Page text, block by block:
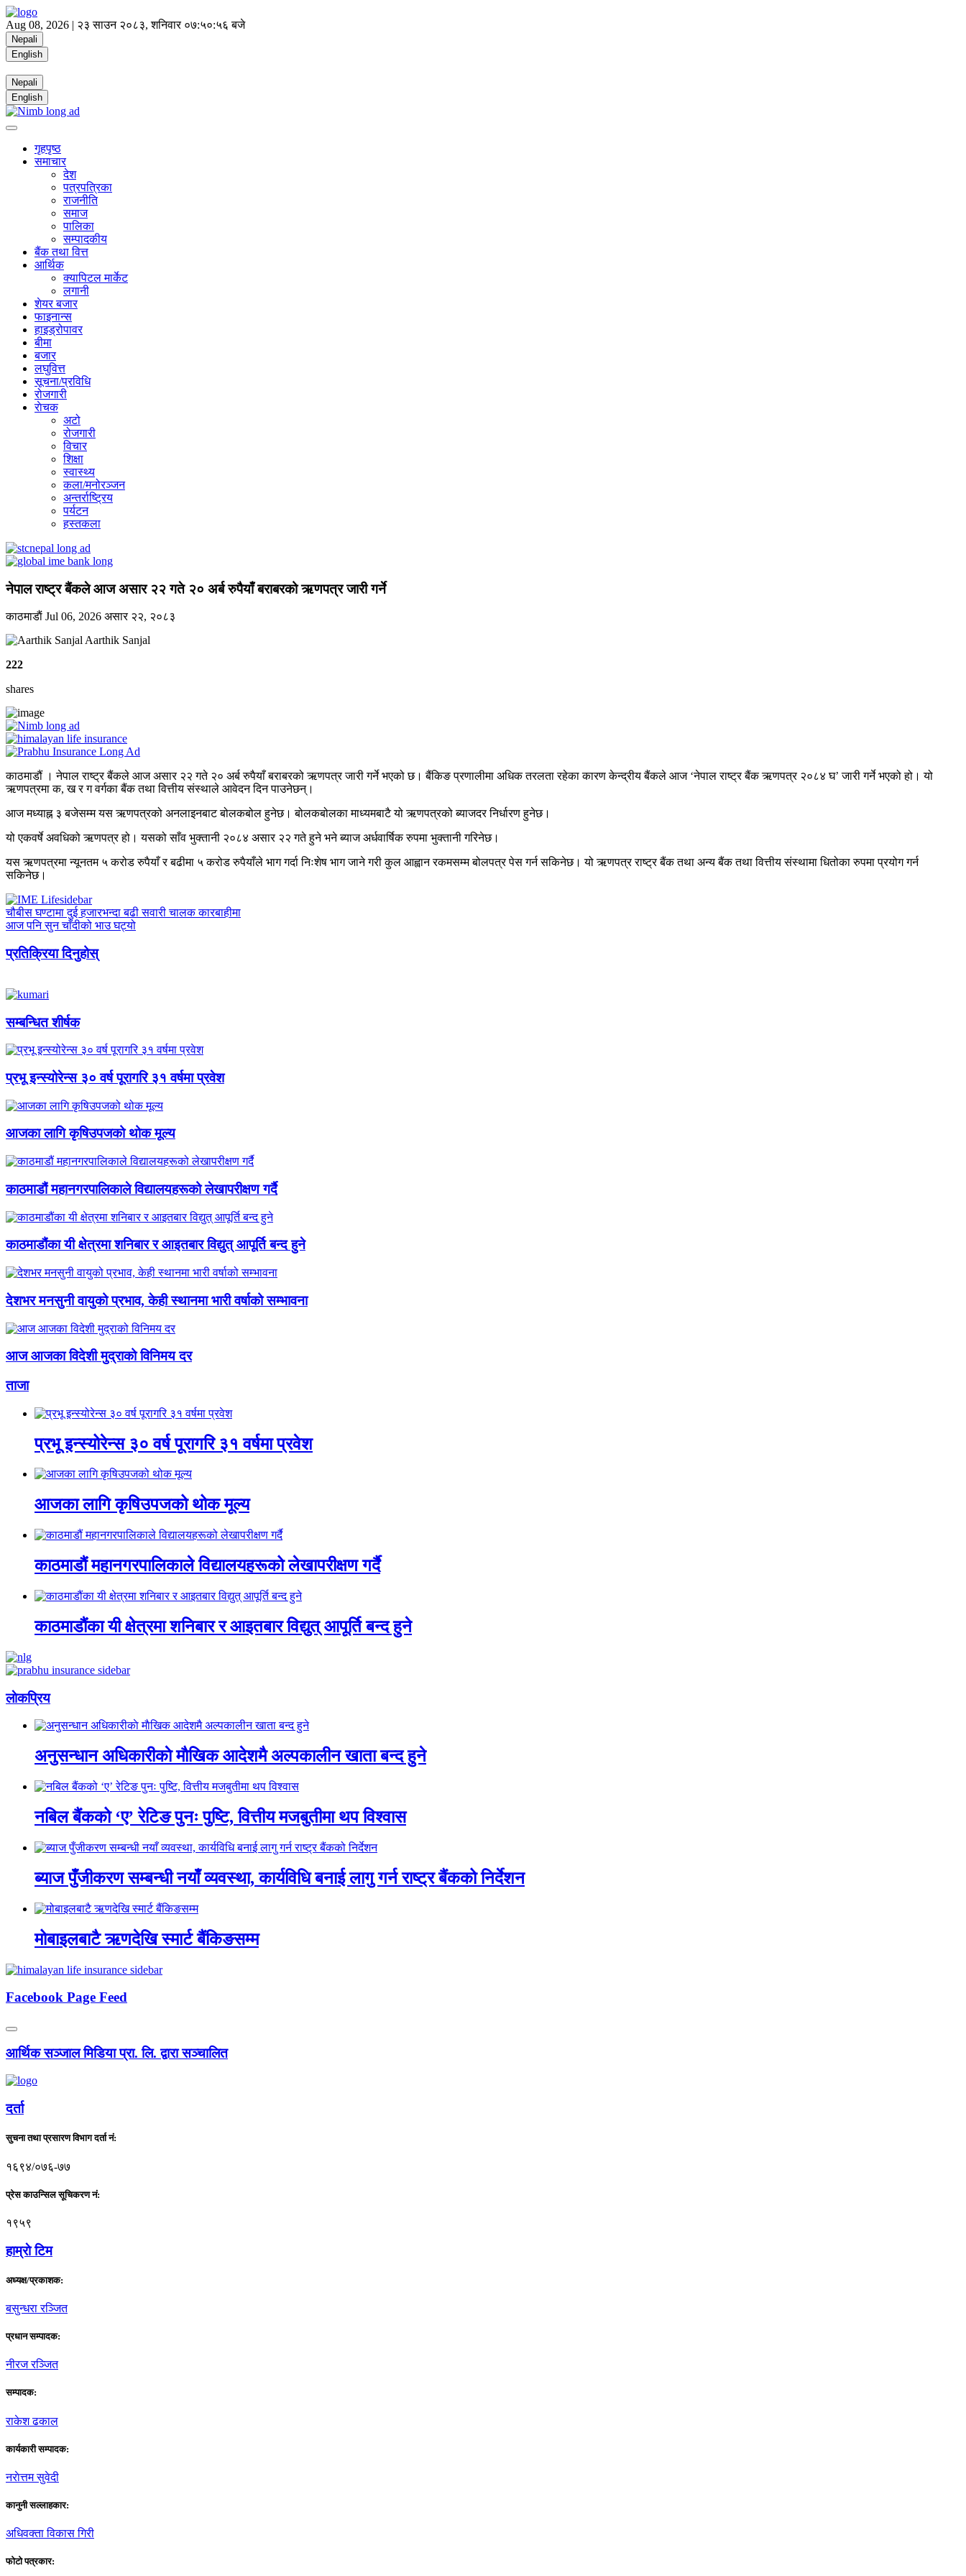
Aug 08, 2026 | २३ साउन २०८३, शनिवार ०७:५०:५७ बजे
Nepali
English
Nepali
English
गृहपृष्ठ
समाचार
देश
पत्रपत्रिका
राजनीति
समाज
पालिका
सम्पादकीय
बैंक तथा वित्त
आर्थिक
क्यापिटल मार्केट
लगानी
शेयर बजार
फाइनान्स
हाइड्रोपावर
बीमा
बजार
लघुवित्त
सूचना/प्रविधि
रोजगारी
राेचक
अटो
रोजगारी
विचार
शिक्षा
स्वास्थ्य
कला/मनोरञ्जन
अन्तर्राष्ट्रिय
पर्यटन
हस्तकला
नेपाल राष्ट्र बैंकले आज असार २२ गते २० अर्ब रुपैयाँ बराबरको ऋणपत्र जारी गर्ने
काठमाडाैं Jul 06, 2026 असार २२, २०८३
Aarthik Sanjal
222
shares
काठमाडौं । नेपाल राष्ट्र बैंकले आज असार २२ गते २० अर्ब रुपैयाँ बराबरको ऋणपत्र जारी गर्ने भएको छ। बैंकिङ प्रणालीमा अधिक तरलता रहेका कारण केन्द्रीय बैंकले आज ‘नेपाल राष्ट्र बैंक ऋणपत्र २०८४ घ’ जारी गर्ने भएको हो। यो
ऋणपत्रमा क, ख र ग वर्गका बैंक तथा वित्तीय संस्थाले आवेदन दिन पाउनेछन्।
आज मध्याह्न ३ बजेसम्म यस ऋणपत्रको अनलाइनबाट बोलकबोल हुनेछ। बोलकबोलका माध्यमबाटै यो ऋणपत्रको ब्याजदर निर्धारण हुनेछ।
यो एकवर्षे अवधिको ऋणपत्र हो। यसको साँव भुक्तानी २०८४ असार २२ गते हुने भने ब्याज अर्धवार्षिक रुपमा भुक्तानी गरिनेछ।
यस ऋणपत्रमा न्यूनतम ५ करोड रुपैयाँ र बढीमा ५ करोड रुपैयाँले भाग गर्दा निःशेष भाग जाने गरी कुल आह्वान रकमसम्म बोलपत्र पेस गर्न सकिनेछ। यो ऋणपत्र राष्ट्र बैंक तथा अन्य बैंक तथा वित्तीय संस्थामा धितोका रुपमा प्रयोग गर्न
सकिनेछ।
चौबीस घण्टामा दुई हजारभन्दा बढी सवारी चालक कारबाहीमा
आज पनि सुन चाँदीको भाउ घट्यो
प्रतिक्रिया दिनुहोस्
सम्बन्धित शीर्षक
प्रभू इन्स्योरेन्स ३० वर्ष पूरागरि ३१ वर्षमा प्रवेश
आजका लागि कृषिउपजको थोक मूल्य
काठमाडौं महानगरपालिकाले विद्यालयहरूको लेखापरीक्षण गर्दै
काठमाडौंका यी क्षेत्रमा शनिबार र आइतबार विद्युत् आपूर्ति बन्द हुने
देशभर मनसुनी वायुको प्रभाव, केही स्थानमा भारी वर्षाको सम्भावना
आज आजका विदेशी मुद्राको विनिमय दर
ताजा
प्रभू इन्स्योरेन्स ३० वर्ष पूरागरि ३१ वर्षमा प्रवेश
आजका लागि कृषिउपजको थोक मूल्य
काठमाडौं महानगरपालिकाले विद्यालयहरूको लेखापरीक्षण गर्दै
काठमाडौंका यी क्षेत्रमा शनिबार र आइतबार विद्युत् आपूर्ति बन्द हुने
लाेकप्रिय
अनुसन्धान अधिकारीकाे माैखिक आदेशमै अल्पकालीन खाता बन्द हुने
नबिल बैंकको ‘ए’ रेटिङ पुनः पुष्टि, वित्तीय मजबुतीमा थप विश्वास
ब्याज पुँजीकरण सम्बन्धी नयाँ व्यवस्था, कार्यविधि बनाई लागु गर्न राष्ट्र बैंकको निर्देशन
मोबाइलबाटै ऋणदेखि स्मार्ट बैंकिङसम्म
Facebook Page Feed
आर्थिक सञ्जाल मिडिया प्रा. लि. द्वारा सञ्चालित
दर्ता
सुचना तथा प्रसारण विभाग दर्ता नं:
१६९४/०७६-७७
प्रेस काउन्सिल सूचिकरण नं:
१९५९
हाम्राे टिम
अध्यक्ष/प्रकाशक:
बसुन्धरा रञ्जित
प्रधान सम्पादक:
नीरज रञ्जित
सम्पादक:
राकेश ढकाल
कार्यकारी सम्पादक:
नराेत्तम सुवेदी
कानुनी सल्लाहकार:
अधिवक्ता विकास गिरी
फाेटाे पत्रकार: